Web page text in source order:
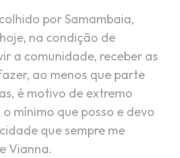
por Samambaia,
na condição de
a comunidade, receber as
ao menos que parte
é motivo de extremo
mínimo que posso e devo
que sempre me
Vianna.